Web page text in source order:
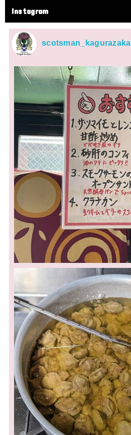
Instagram
scotsman_kagurazaka